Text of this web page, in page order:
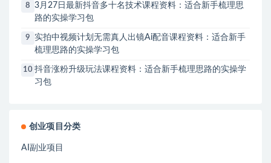
8
3月27日最新抖音多十名技术课程资料：适合新手梳理思
路的实操学习包
9
实拍中视频计划无需真人出镜Ai配音课程资料：适合新手
梳理思路的实操学习包
10 抖音涨粉升级玩法课程资料：适合新手梳理思路的实操学
习包
创业项目分类
AI副业项目